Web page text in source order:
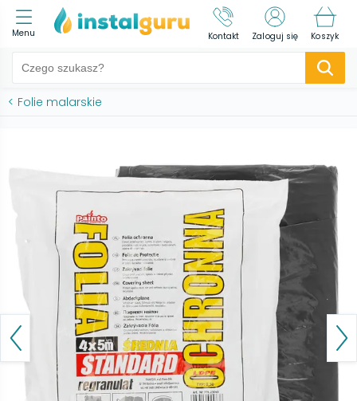
Menu Kontakt Zaloguj się Koszyk
< Folie malarskie